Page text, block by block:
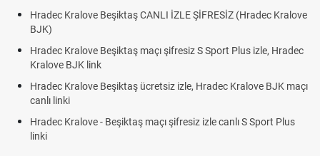
Hradec Kralove Beşiktaş CANLI İZLE ŞİFRESİZ (Hradec Kralove
BJK)
Hradec Kralove Beşiktaş maçı şifresiz S Sport Plus izle, Hradec
Kralove BJK link
Hradec Kralove Beşiktaş ücretsiz izle, Hradec Kralove BJK maçı
canlı linki
Hradec Kralove - Beşiktaş maçı şifresiz izle canlı S Sport Plus
linki